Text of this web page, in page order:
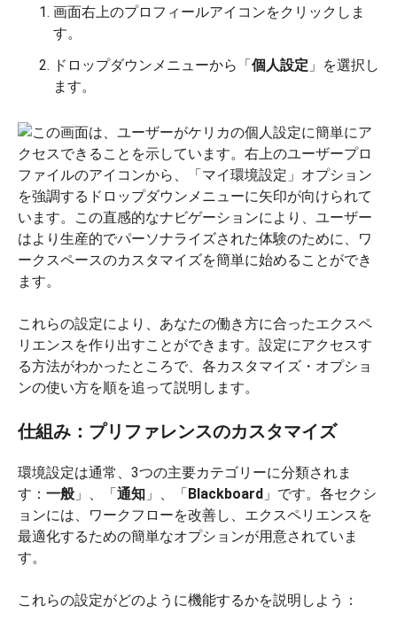
画面右上のプロフィールアイコンをクリックしま
す。
ドロップダウンメニューから「個人設定 」を選択し
ます。
これらの設定により、あなたの働き方に合ったエクスペ
リエンスを作り出すことができます。設定にアクセスす
る方法がわかったところで、各カスタマイズ・オプショ
ンの使い方を順を追って説明します。
仕組み：プリファレンスのカスタマイズ
環境設定は通常、3つの主要カテゴリーに分類されま
す： 一般 」、「通知 」、「Blackboard 」です。各セクシ
ョンには、ワークフローを改善し、エクスペリエンスを
最適化するための簡単なオプションが用意されていま
す。
これらの設定がどのように機能するかを説明しよう：